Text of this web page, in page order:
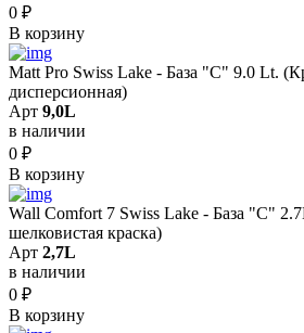
0 ₽
В корзину
Matt Pro Swiss Lake - База "C" 9.0 Lt.
дисперсионная)
Арт 9,0L
в наличии
0 ₽
В корзину
Wall Comfort 7 Swiss Lake - База "C"
шелковистая краска)
Арт 2,7L
в наличии
0 ₽
В корзину